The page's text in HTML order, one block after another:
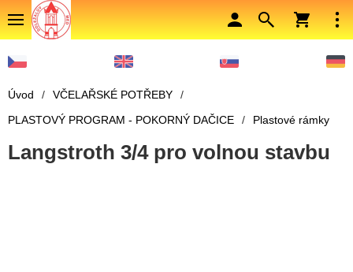
Úvod / VČELAŘSKÉ POTŘEBY
/
PLASTOVÝ PROGRAM - POKORNÝ DAČICE
/ Plastové rámky
Langstroth 3/4 pro volnou stavbu